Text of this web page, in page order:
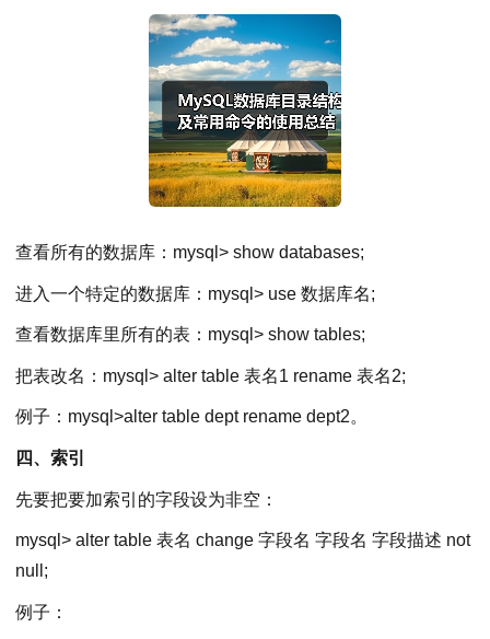
查看所有的数据库：mysql> show databases;
进入一个特定的数据库：mysql> use 数据库名;
查看数据库里所有的表：mysql> show tables;
把表改名：mysql> alter table 表名1 rename 表名2;
例子：mysql>alter table dept rename dept2。
四、索引
先要把要加索引的字段设为非空：
mysql> alter table 表名 change 字段名 字段名 字段描述 not
null;
例子：